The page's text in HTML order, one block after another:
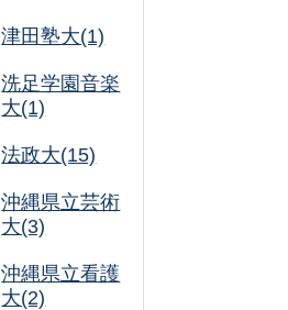
津田塾大(1)
洗足学園音楽
大(1)
法政大(15)
沖縄県立芸術
大(3)
沖縄県立看護
大(2)